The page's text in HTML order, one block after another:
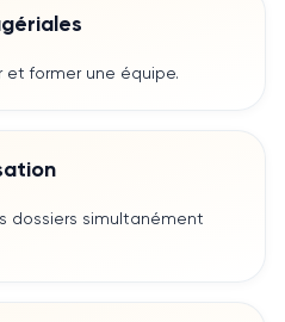
former une équipe.
dossiers simultanément